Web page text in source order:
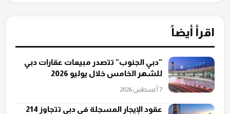
اقرأ أيضاً
"دبي الجنوب" تتصدر مبيعات عقارات دبي
للشهر الخامس خلال يوليو 2026
7 أغسطس 2026
عقود الإيجار المسجلة في دبي تتجاوز 214